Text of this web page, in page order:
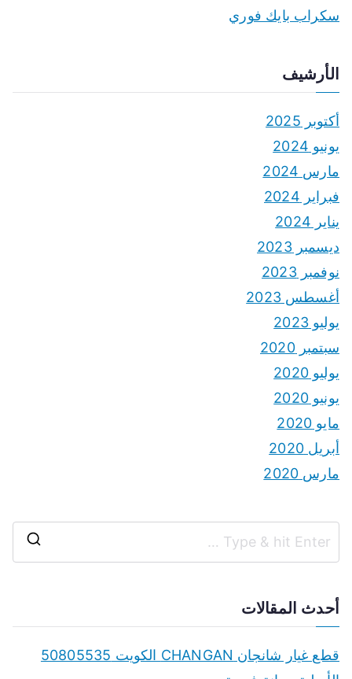
سكراب بايك فوري
الأرشيف
أكتوبر 2025
يونيو 2024
مارس 2024
فبراير 2024
يناير 2024
ديسمبر 2023
نوفمبر 2023
أغسطس 2023
يوليو 2023
سبتمبر 2020
يوليو 2020
يونيو 2020
مايو 2020
أبريل 2020
مارس 2020
r
أحدث المقالات
قطع غيار شانجان CHANGAN الكويت 50805535